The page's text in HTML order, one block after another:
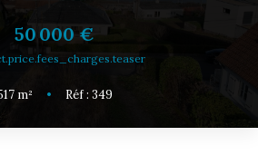
LOCATION
LOCATION
50 000 €
m² • Réf : 349